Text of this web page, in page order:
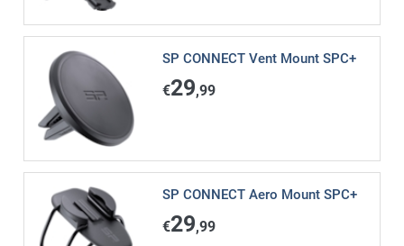
SP CONNECT Vent Mount SPC+
€29,99
SP CONNECT Aero Mount SPC+
€29,99